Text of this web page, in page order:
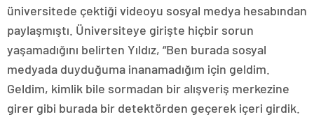
üniversitede çektiği videoyu sosyal medya hesabından
paylaşmıştı. Üniversiteye girişte hiçbir sorun
yaşamadığını belirten Yıldız, “Ben burada sosyal
medyada duyduğuma inanamadığım için geldim.
Geldim, kimlik bile sormadan bir alışveriş merkezine
girer gibi burada bir detektörden geçerek içeri girdik.